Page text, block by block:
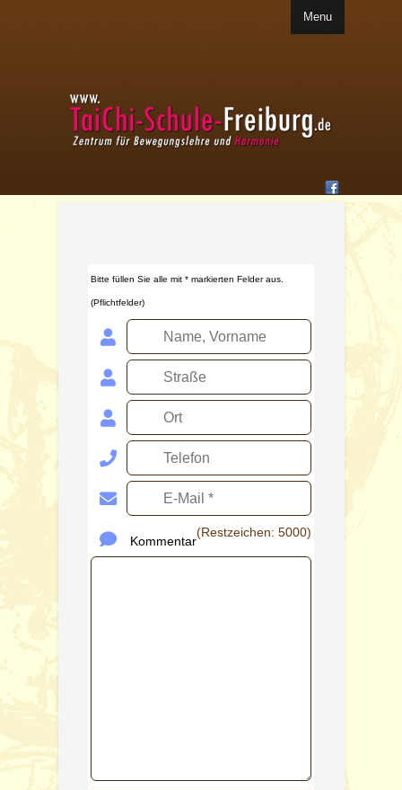
Menu
Bitte füllen Sie alle mit * markierten Felder aus.
(Pflichtfelder)
Kommentar
(Restzeichen: 5000)